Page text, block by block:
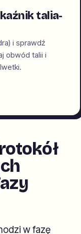
talia-
i sprawdź
obwód talii i
w fazę